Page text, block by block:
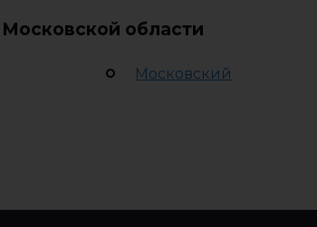
области
Московский